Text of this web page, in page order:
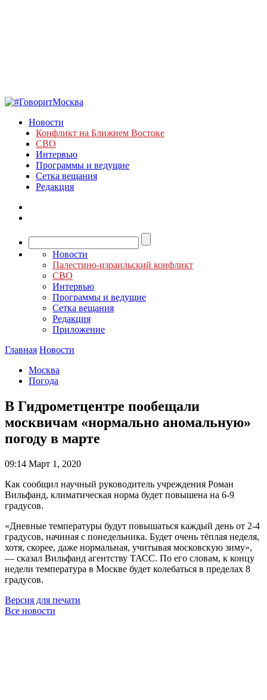
Новости
Конфликт на Ближнем Востоке
СВО
Интервью
Программы и ведущие
Сетка вещания
Редакция
Новости
Палестино-израильский конфликт
СВО
Интервью
Программы и ведущие
Сетка вещания
Редакция
Приложение
Главная Новости
Москва
Погода
В Гидрометцентре пообещали
москвичам «нормально аномальную»
погоду в марте
09:14 Март 1, 2020
Как сообщил научный руководитель учреждения Роман
Вильфанд, климатическая норма будет повышена на 6-9
градусов.
«Дневные температуры будут повышаться каждый день от 2-4
градусов, начиная с понедельника. Будет очень тёплая неделя,
хотя, скорее, даже нормальная, учитывая московскую зиму»,
— сказал Вильфанд агентству ТАСС. По его словам, к концу
недели температура в Москве будет колебаться в пределах 8
градусов.
Версия для печати
Все новости